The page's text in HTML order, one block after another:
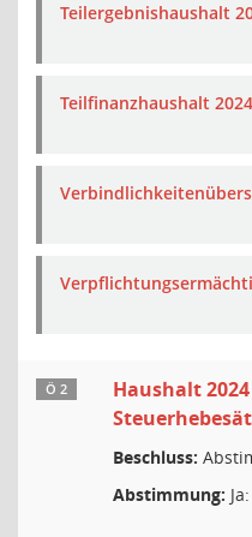
Teilergebnishaushalt
Teilfinanzhaushalt 2024
Ö 2
Haushalt
Beschluss:
Abstimmung: